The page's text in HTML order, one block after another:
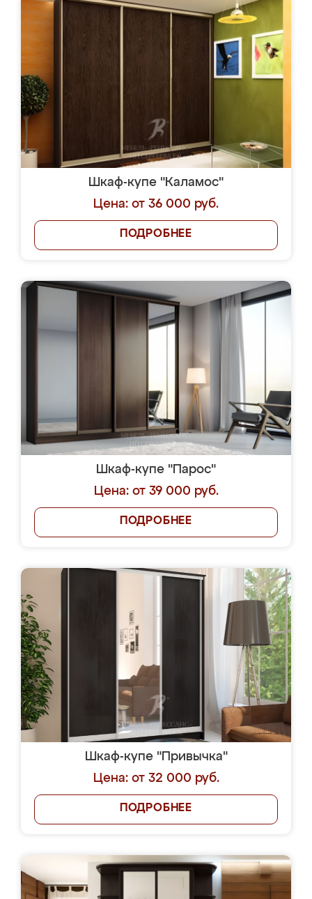
Шкаф-купе "Каламос"
Цена: от 36 000 руб.
ПОДРОБНЕЕ
Шкаф-купе "Парос"
Цена: от 39 000 руб.
ПОДРОБНЕЕ
Шкаф-купе "Привычка"
Цена: от 32 000 руб.
ПОДРОБНЕЕ